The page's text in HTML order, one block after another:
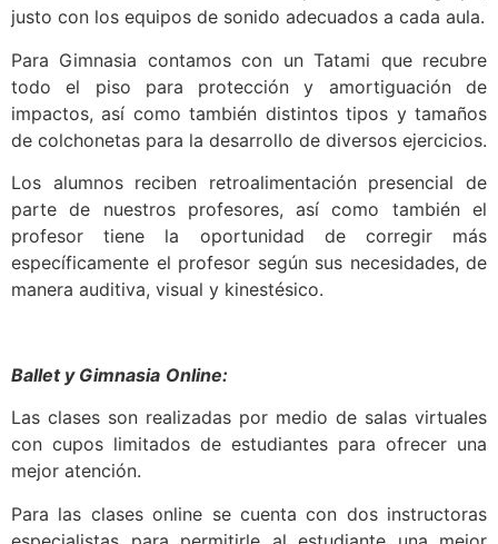
justo con los equipos de sonido adecuados a cada aula.
Para Gimnasia contamos con un Tatami que recubre
todo el piso para protección y amortiguación de
impactos, así como también distintos tipos y tamaños
de colchonetas para la desarrollo de diversos ejercicios.
Los alumnos reciben retroalimentación presencial de
parte de nuestros profesores, así como también el
profesor tiene la oportunidad de corregir más
específicamente el profesor según sus necesidades, de
manera auditiva, visual y kinestésico.
Ballet y Gimnasia Online:
Las clases son realizadas por medio de salas virtuales
con cupos limitados de estudiantes para ofrecer una
mejor atención.
Para las clases online se cuenta con dos instructoras